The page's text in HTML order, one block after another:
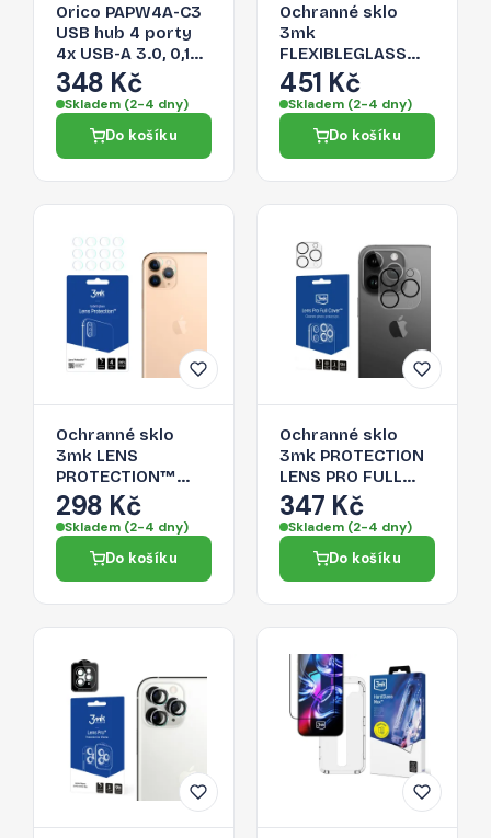
Orico PAPW4A-C3
USB hub 4 porty
4x USB-A 3.0, 0,15
m – černý
348 Kč
Skladem (2-4 dny)
Do košíku
Ochranné sklo
3mk
FLEXIBLEGLASS
pro iPhone 11 Pro -
transparentní
451 Kč
Skladem (2-4 dny)
Do košíku
Ochranné sklo
3mk LENS
PROTECTION™
HYBRID pro iPhone
11 Pro - čiré
298 Kč
Skladem (2-4 dny)
Do košíku
Ochranné sklo
3mk PROTECTION
LENS PRO FULL
COVER pro iPhone
11 Pro / 11 Pro Max -
průhledné
347 Kč
Skladem (2-4 dny)
Do košíku